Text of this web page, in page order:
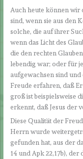
Auch heute können wir
sind, wenn sie aus den
solche, die auf ihrer
wenn das Licht des
die den rechten
lebendig war; oder für
aufgewachsen sind
Freude erfahren, daß
groß ist beispielsweise
erkennt, daß Jesus der
Diese Qualität der
Herrn wurde
gefunden hat, aus der
14 und Apk 22,17b),